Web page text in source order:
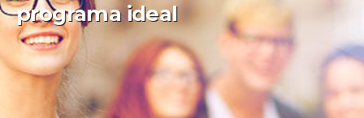
programa ideal